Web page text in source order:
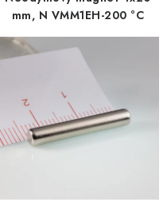
mm, N VMM1EH-200 °C